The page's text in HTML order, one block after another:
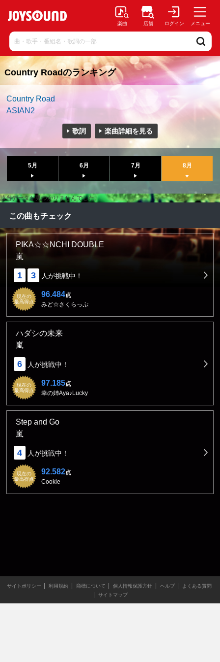
楽曲 店舗 ログイン メニュー
Country Roadのランキング
Country Road
ASIAN2
歌詞 楽曲詳細を見る
5月 6月 7月 8月
該当データが見つかりませんでした。
この曲もチェック
PIKA☆☆NCHI DOUBLE
嵐
1 3 人が挑戦中！
現在の
最高得点
96.484点
みど☆さくらっぷ
ハダシの未来
嵐
6 人が挑戦中！
現在の
最高得点
97.185点
幸の姉Aya♪Lucky
Step and Go
嵐
4 人が挑戦中！
現在の
最高得点
92.582点
Cookie
サイトポリシー 利用規約 商標について 個人情報保護方針 ヘルプ
よくある質問
サイトマップ